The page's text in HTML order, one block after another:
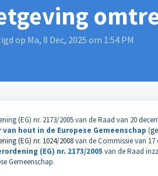
op Ma, 8 Dec, 2025 om 1:54 PM
(EG) nr. 2173/2005 van de Raad van 20
van hout in de Europese Gemeenschap (
(EG) nr. 1024/2008van de Commissie van
(EG) nr. 2173/2005 van de Raad
Gemeenschap.